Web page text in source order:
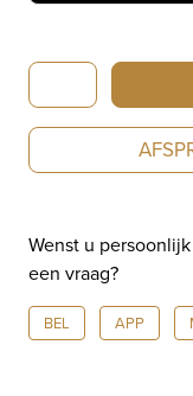
Ebel
Sport
Classic
1216706
Wenst u
een vraag?
BEL APP